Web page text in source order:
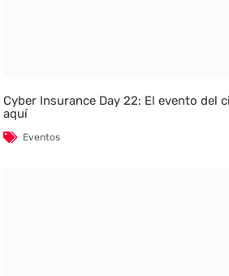
Cyber Insurance Day 22: El evento del
aquí
Eventos